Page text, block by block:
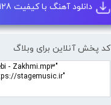
دانلود آهنگ با کیفیت 128
کد پخش آنلاین برای وبلاگ